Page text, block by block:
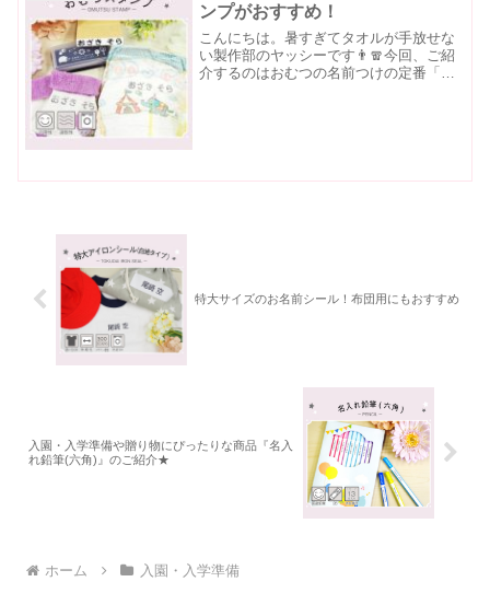
ンプがおすすめ！
こんにちは。暑すぎてタオルが手放せな
い製作部のヤッシーです👨🧣今回、ご紹
介するのはおむつの名前つけの定番「お
特大サイズのお名前シール！布団用にもおすすめ
入園・入学準備や贈り物にぴったりな商品『名入
れ鉛筆(六角)』のご紹介★
ホーム 入園・入学準備